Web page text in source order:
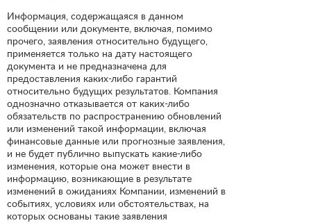
Информация, содержащаяся в данном
сообщении или документе, включая, помимо
прочего, заявления относительно будущего,
применяется только на дату настоящего
документа и не предназначена для
предоставления каких-либо гарантий
относительно будущих результатов. Компания
однозначно отказывается от каких-либо
обязательств по распространению обновлений
или изменений такой информации, включая
финансовые данные или прогнозные заявления,
и не будет публично выпускать какие-либо
изменения, которые она может внести в
информацию, возникающие в результате
изменений в ожиданиях Компании, изменений в
событиях, условиях или обстоятельствах, на
которых основаны такие заявления